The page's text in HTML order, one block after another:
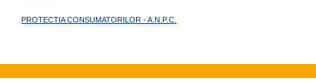
PROTECTIA CONSUMATORILOR - A.N.P.C.